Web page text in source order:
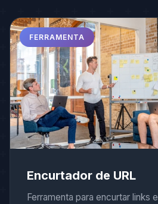
FERRAMENTA
Encurtador de URL
Ferramenta para encurtar links